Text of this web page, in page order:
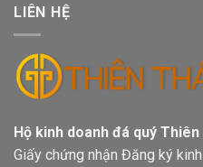
LIÊN HỆ
Hộ kinh doanh đá quý
Giấy chứng nhận Đăng ký